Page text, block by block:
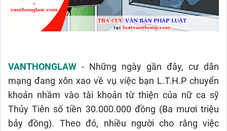
VANTHONGLAW - Những ngày gần đây, cư dân
mạng đang xôn xao về vụ việc bạn L.T.H.P chuyển
khoản nhầm vào tài khoản từ thiện của nữ ca sỹ
Thủy Tiên số tiền 30.000.000 đồng (Ba mươi triệu
bảy đồng). Theo đó, nhiều người cho rằng việc